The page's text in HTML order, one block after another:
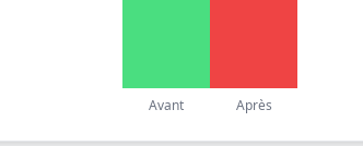
Avant Après